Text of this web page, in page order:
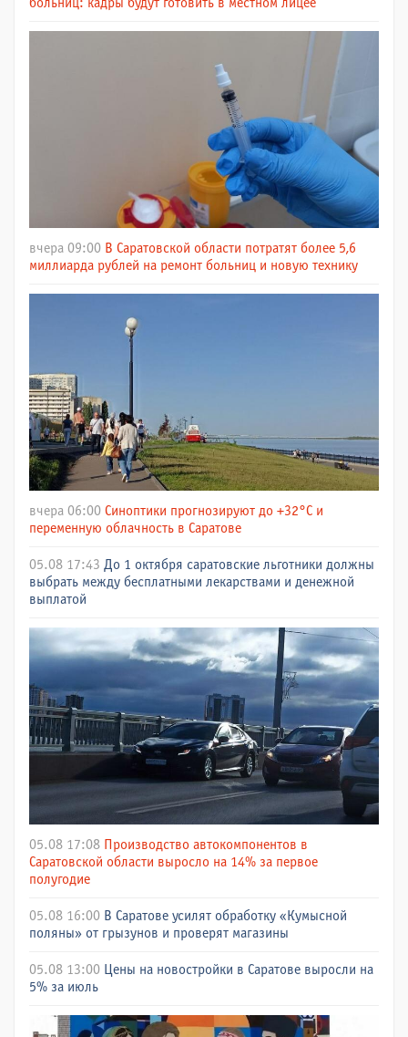
больниц: кадры будут готовить в местном лицее
вчера 09:00 В Саратовской области потратят более 5,6
миллиарда рублей на ремонт больниц и новую технику
вчера 06:00 Синоптики прогнозируют до +32°C и
переменную облачность в Саратове
05.08 17:43 До 1 октября саратовские льготники должны
выбрать между бесплатными лекарствами и денежной
выплатой
05.08 17:08 Производство автокомпонентов в
Саратовской области выросло на 14% за первое
полугодие
05.08 16:00 В Саратове усилят обработку «Кумысной
поляны» от грызунов и проверят магазины
05.08 13:00 Цены на новостройки в Саратове выросли на
5% за июль